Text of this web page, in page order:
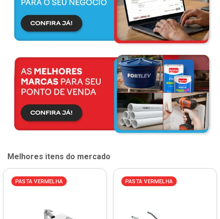
Melhores itens do mercado
PASTA VERMELHA PASTA VERMELHA